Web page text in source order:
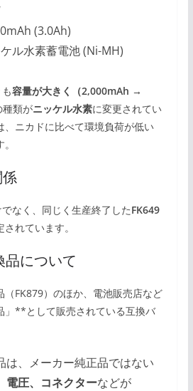
(3.0Ah)
ル水素蓄電池 (Ni-MH)
容量が大きく（2,000mAh →
種類がニッケル水素に変更されてい
、ニカドに比べて環境負荷が低い
なく、同じく生産終了したFK649
れています。
品について
（FK879）のほか、電池販売店など
」**として販売されている互換バ
は、メーカー純正品ではない
電圧、コネクターなどが